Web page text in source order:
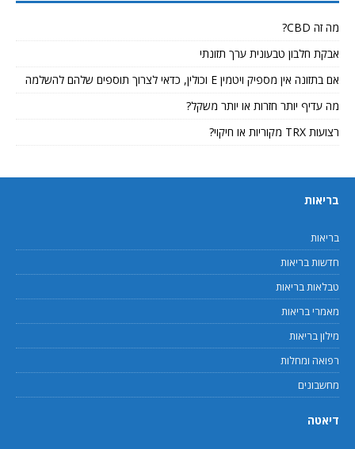
מה זה CBD?
אבקת חלבון טבעונית ערך תזונתי
אם בתזונה אין מספיק ויטמין E וכולין, כדאי לצרוך תוספים שלהם להשלמה
מה עדיף יותר חזרות או יותר משקל?
רצועות TRX מקוריות או חיקוי?
בריאות
בריאות
חדשות בריאות
טבלאות בריאות
מאמרי בריאות
מילון בריאות
רפואה ומחלות
מחשבונים
דיאטה